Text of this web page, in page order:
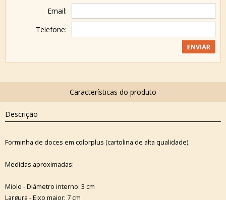
Email:
Telefone:
Descrição
Forminha de doces em colorplus (cartolina de alta qualidade).
Medidas aproximadas:
Miolo - Diâmetro interno: 3 cm
Largura - Eixo maior: 7 cm